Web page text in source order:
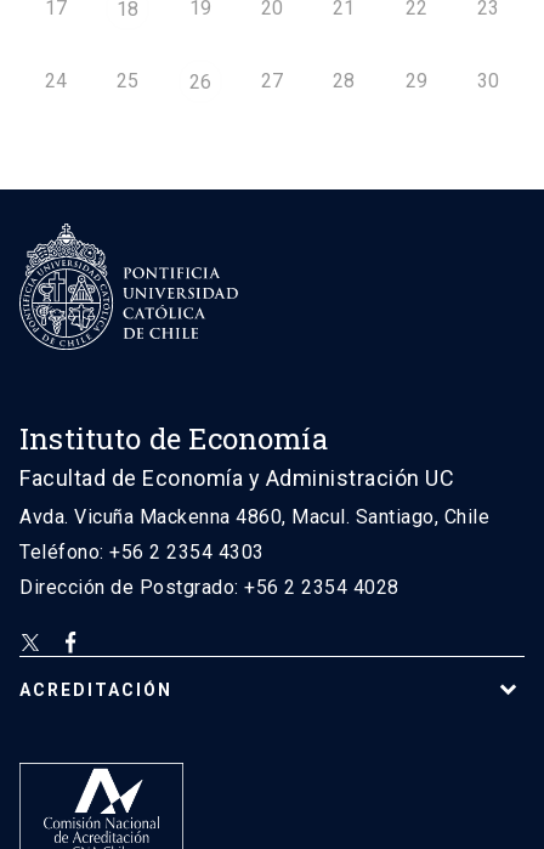
17 18 19 20 21 22 23
24 25 26 27 28 29 30
Instituto de Economía
Facultad de Economía y Administración UC
Avda. Vicuña Mackenna 4860, Macul. Santiago, Chile
Teléfono: +56 2 2354 4303
Dirección de Postgrado: +56 2 2354 4028
ACREDITACIÓN